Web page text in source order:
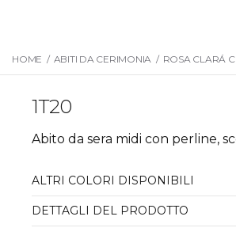
HOME / ABITI DA CERIMONIA / ROSA CLARÁ
1T20
Abito da sera midi con perline,
ALTRI COLORI DISPONIBILI
DETTAGLI DEL PRODOTTO